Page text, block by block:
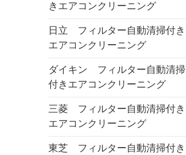
きエアコンクリーニング
日立 フィルター自動清掃付き
エアコンクリーニング
ダイキン フィルター自動清掃
付きエアコンクリーニング
三菱 フィルター自動清掃付き
エアコンクリーニング
東芝 フィルター自動清掃付き